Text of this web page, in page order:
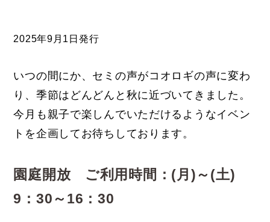
2025年9月1日発行
いつの間にか、セミの声がコオロギの声に変わ
り、季節はどんどんと秋に近づいてきました。
今月も親子で楽しんでいただけるようなイベン
トを企画してお待ちしております。
園庭開放 ご利用時間：(月)～(土)
9：30～16：30